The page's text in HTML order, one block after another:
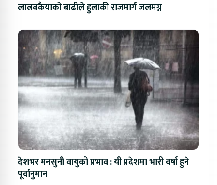
लालबकैयाको बाढीले हुलाकी राजमार्ग जलमग्न
देशभर मनसुनी वायुको प्रभाव : यी प्रदेशमा भारी वर्षा हुने
पूर्वानुमान